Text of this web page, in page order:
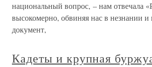
национальный вопрос, – нам отвечала
высокомерно, обвиняя нас в незнании
документ,
Кадеты и крупная